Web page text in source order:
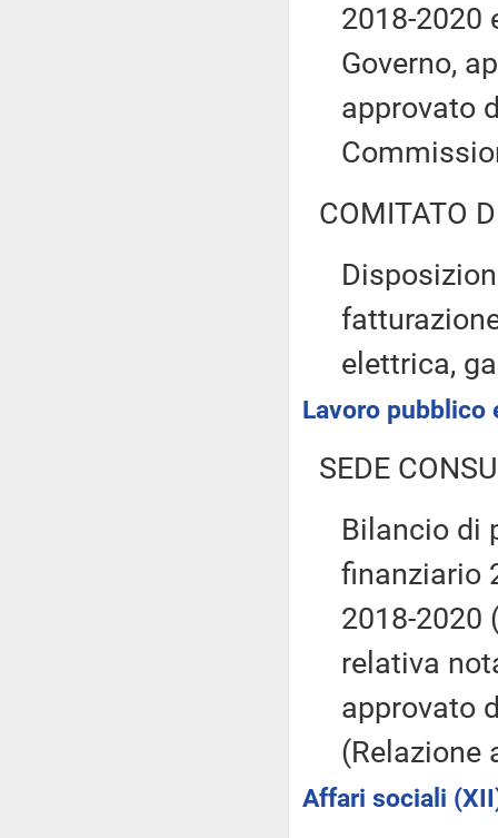
2018-2020
Governo,
approvato
COMITATO
elettrica,
Lavoro pubblico
SEDE
Bilancio di
finanziario
2018-2020
relativa
approvato
(Relazione
Affari sociali